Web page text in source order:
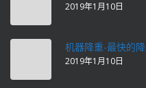
2019年1月10日
机器降重-最快的
2019年1月10日